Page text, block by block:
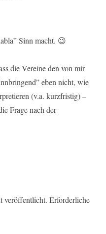
Sinn macht. 😉
die Vereine den von mir
eben nicht, wie
(v.a. kurzfristig) –
Frage nach der
veröffentlicht. Erforderliche